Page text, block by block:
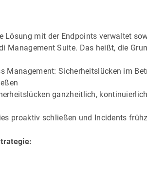
Lösung mit der Endpoints verwaltet
Management Suite. Das heißt, die
Management: Sicherheitslücken im
ganzheitlich,
proaktiv schließen und Incidents